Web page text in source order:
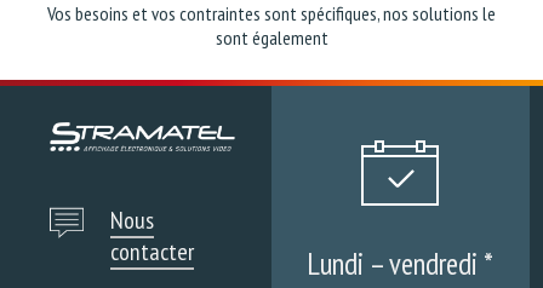
Vos besoins et vos contraintes sont spécifiques, nos solutions le
sont également
Nous
contacter
Lundi – vendredi *